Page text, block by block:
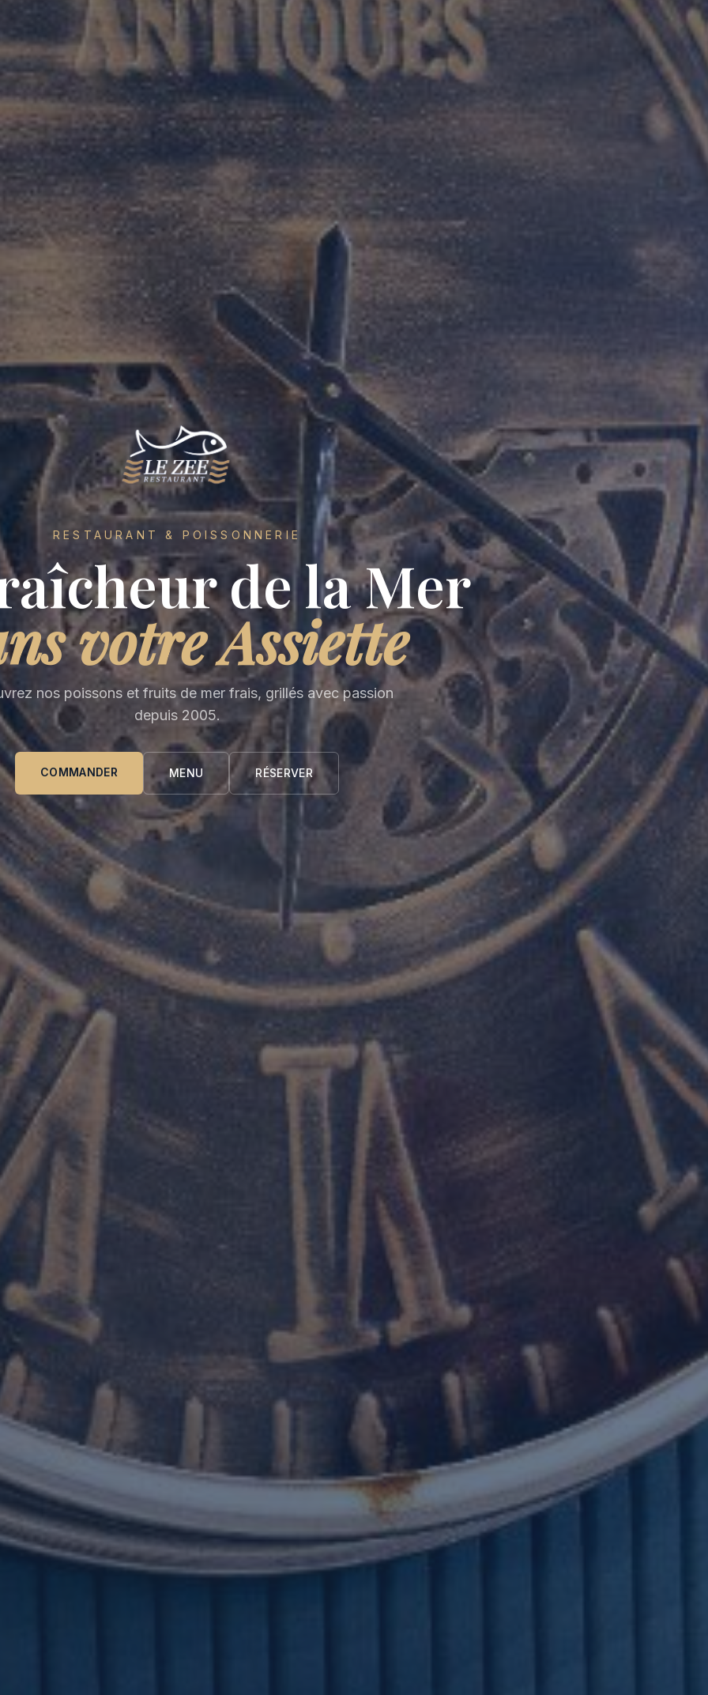
RESTAURANT & POISSONNERIE
de la Mer
votre Assiette
nos poissons et fruits de mer frais, grillés avec passion
depuis 2005.
COMMANDER MENU RÉSERVER